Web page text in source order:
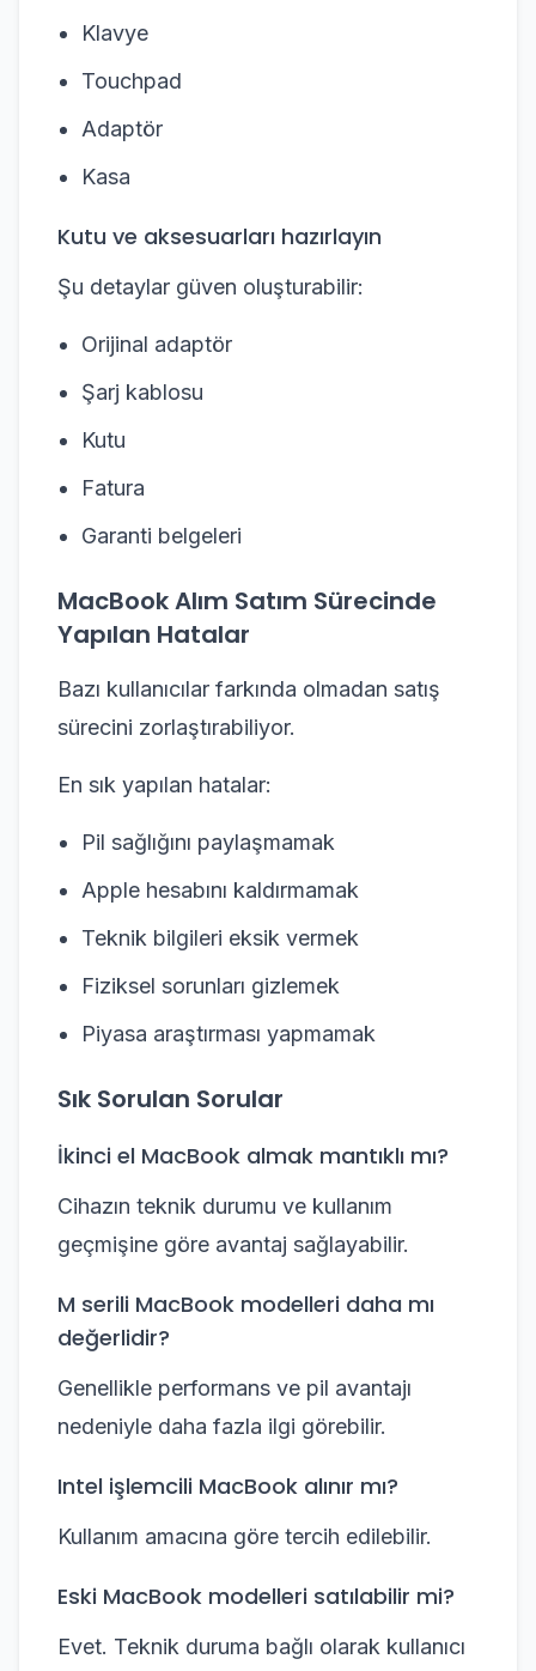
Klavye
Touchpad
Adaptör
Kasa
Kutu ve aksesuarları hazırlayın
Şu detaylar güven oluşturabilir:
Orijinal adaptör
Şarj kablosu
Kutu
Fatura
Garanti belgeleri
MacBook Alım Satım Sürecinde
Yapılan Hatalar
Bazı kullanıcılar farkında olmadan satış
sürecini zorlaştırabiliyor.
En sık yapılan hatalar:
Pil sağlığını paylaşmamak
Apple hesabını kaldırmamak
Teknik bilgileri eksik vermek
Fiziksel sorunları gizlemek
Piyasa araştırması yapmamak
Sık Sorulan Sorular
İkinci el MacBook almak mantıklı mı?
Cihazın teknik durumu ve kullanım
geçmişine göre avantaj sağlayabilir.
M serili MacBook modelleri daha mı
değerlidir?
Genellikle performans ve pil avantajı
nedeniyle daha fazla ilgi görebilir.
Intel işlemcili MacBook alınır mı?
Kullanım amacına göre tercih edilebilir.
Eski MacBook modelleri satılabilir mi?
Evet. Teknik duruma bağlı olarak kullanıcı